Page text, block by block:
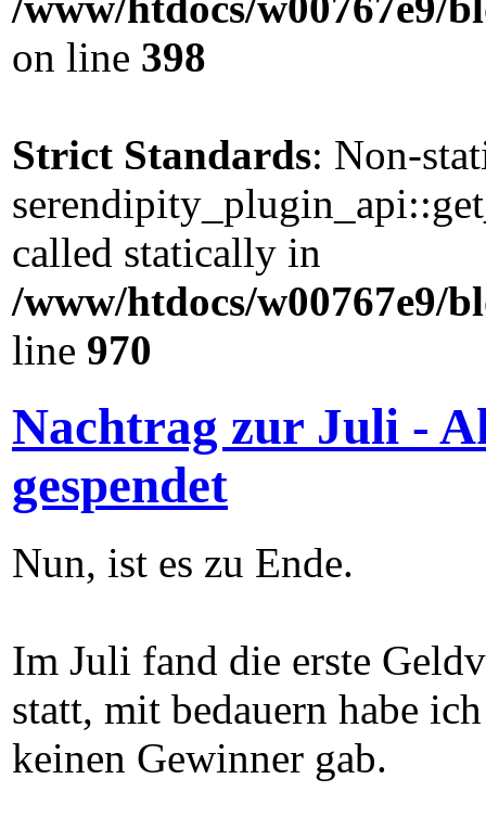
on line 398
Strict Standards: Non-
called statically in
/www/htdocs/w00767e9/
line 970
Nachtrag zur Juli -
gespendet
Nun, ist es zu Ende.
Im Juli fand die erste
statt, mit bedauern habe
keinen Gewinner gab.